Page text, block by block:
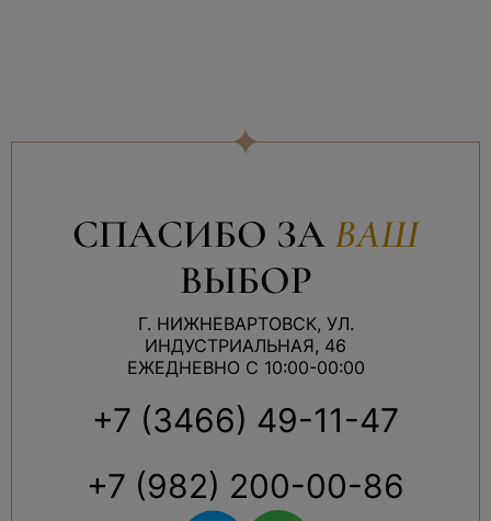
СПАСИБО ЗАВАШ
ВЫБОР
Г. НИЖНЕВАРТОВСК, УЛ.
ИНДУСТРИАЛЬНАЯ, 46
ЕЖЕДНЕВНО С 10:00-00:00
+7 (3466) 49-11-47
+7 (982) 200-00-86